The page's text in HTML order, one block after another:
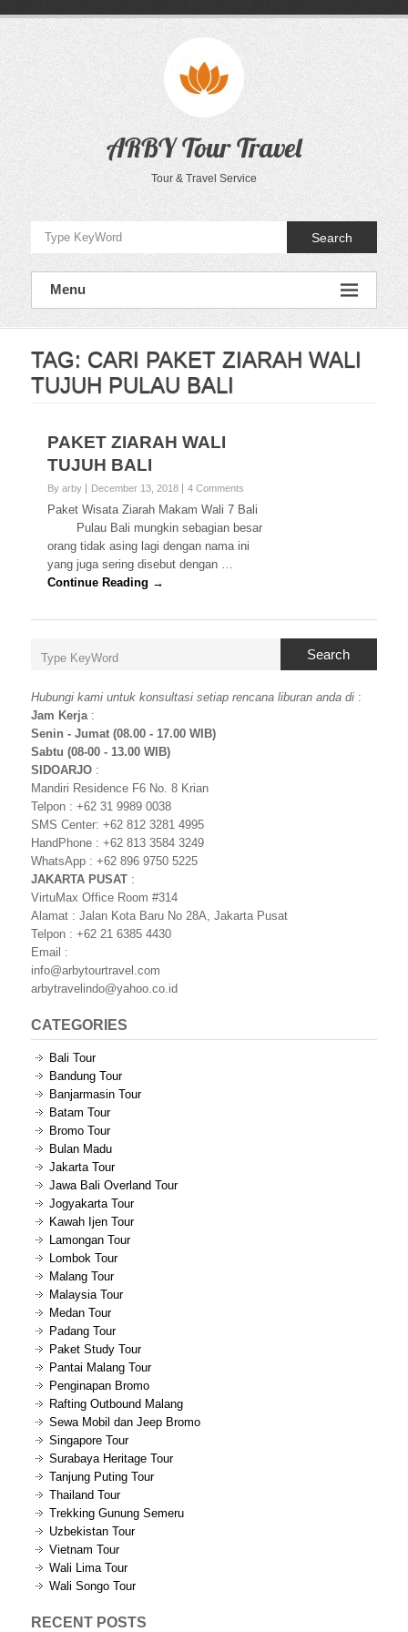
ARBY Tour Travel
Tour & Travel Service
Search
Menu
TAG: CARI PAKET ZIARAH WALI
TUJUH PULAU BALI
PAKET ZIARAH WALI
TUJUH BALI
By arby December 13, 2018 4 Comments
Paket Wisata Ziarah Makam Wali 7 Bali
Pulau Bali mungkin sebagian besar
orang tidak asing lagi dengan nama ini
yang juga sering disebut dengan …
Continue Reading →
Search
Hubungi kami untuk konsultasi setiap rencana liburan anda di :
Jam Kerja:
Senin - Jumat (08.00 - 17.00 WIB)
Sabtu (08-00 - 13.00 WIB)
SIDOARJO :
Mandiri Residence F6 No. 8 Krian
Telpon : +62 31 9989 0038
SMS Center: +62 812 3281 4995
HandPhone : +62 813 3584 3249
WhatsApp : +62 896 9750 5225
JAKARTA PUSAT :
VirtuMax Office Room #314
Alamat : Jalan Kota Baru No 28A, Jakarta Pusat
Telpon : +62 21 6385 4430
Email :
info@arbytourtravel.com
arbytravelindo@yahoo.co.id
CATEGORIES
Bali Tour
Bandung Tour
Banjarmasin Tour
Batam Tour
Bromo Tour
Bulan Madu
Jakarta Tour
Jawa Bali Overland Tour
Jogyakarta Tour
Kawah Ijen Tour
Lamongan Tour
Lombok Tour
Malang Tour
Malaysia Tour
Medan Tour
Padang Tour
Paket Study Tour
Pantai Malang Tour
Penginapan Bromo
Rafting Outbound Malang
Sewa Mobil dan Jeep Bromo
Singapore Tour
Surabaya Heritage Tour
Tanjung Puting Tour
Thailand Tour
Trekking Gunung Semeru
Uzbekistan Tour
Vietnam Tour
Wali Lima Tour
Wali Songo Tour
RECENT POSTS